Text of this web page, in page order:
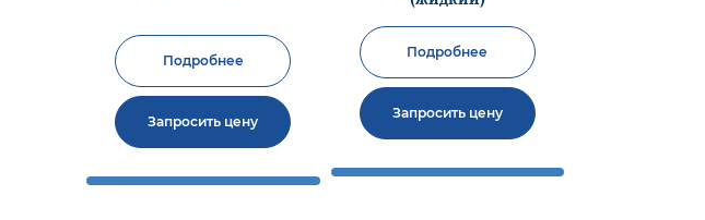
Подробнее
Запросить цену
Подробнее
Запросить цену